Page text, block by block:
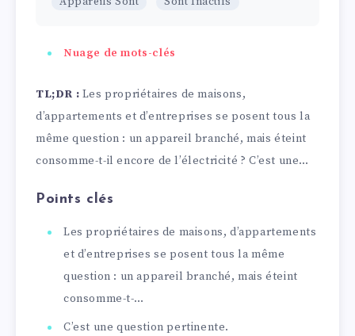
Nuage de mots-clés
TL;DR : Les propriétaires de maisons,
d’appartements et d’entreprises se posent tous la
même question : un appareil branché, mais éteint
consomme-t-il encore de l’électricité ? C’est une…
Points clés
Les propriétaires de maisons, d’appartements
et d’entreprises se posent tous la même
question : un appareil branché, mais éteint
consomme-t-…
C’est une question pertinente.